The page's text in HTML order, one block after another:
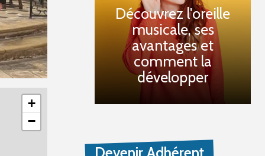
+
−
Découvrez l'oreille
musicale, ses
avantages et
comment la
développer
Devenir Adhérent